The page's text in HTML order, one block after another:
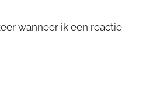
wanneer ik een reactie